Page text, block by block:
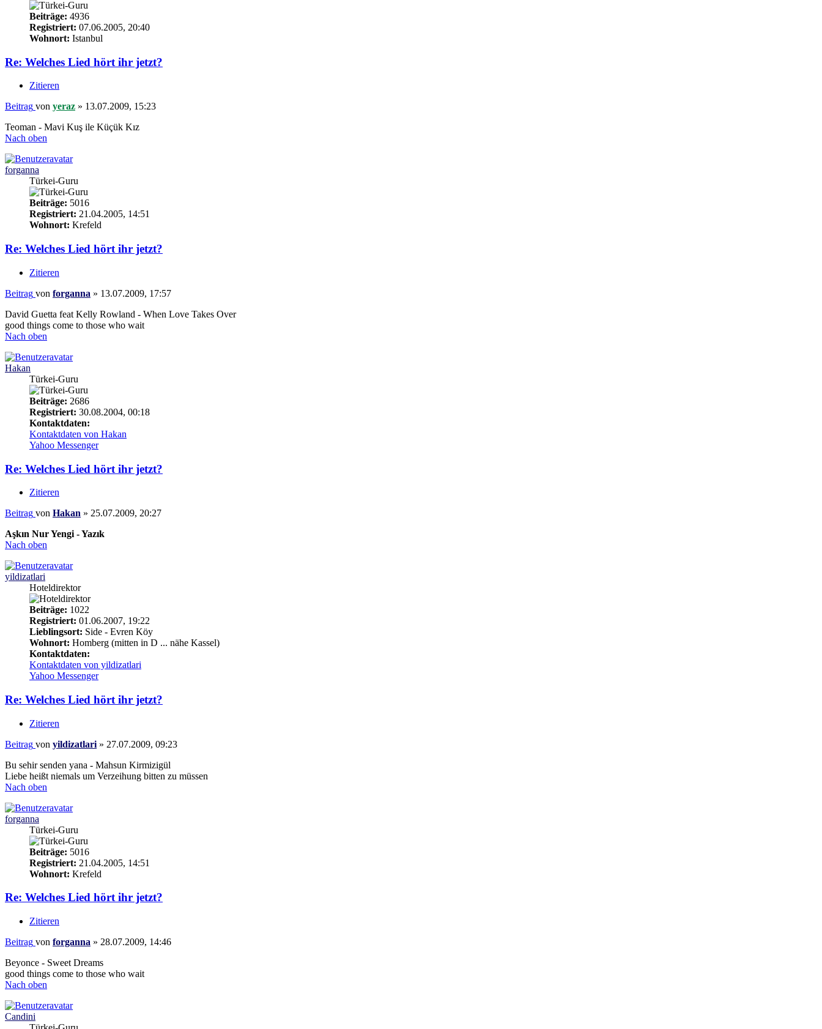
Beiträge: 4936
Registriert: 07.06.2005, 20:40
Wohnort: Istanbul
Re: Welches Lied hört ihr jetzt?
Zitieren
Beitrag von yeraz » 13.07.2009, 15:23
Teoman - Mavi Kuş ile Küçük Kız
Nach oben
forganna
Türkei-Guru
Beiträge: 5016
Registriert: 21.04.2005, 14:51
Wohnort: Krefeld
Re: Welches Lied hört ihr jetzt?
Zitieren
Beitrag von forganna » 13.07.2009, 17:57
David Guetta feat Kelly Rowland - When Love Takes Over
good things come to those who wait
Nach oben
Hakan
Türkei-Guru
Beiträge: 2686
Registriert: 30.08.2004, 00:18
Kontaktdaten:
Kontaktdaten von Hakan
Yahoo Messenger
Re: Welches Lied hört ihr jetzt?
Zitieren
Beitrag von Hakan » 25.07.2009, 20:27
Aşkın Nur Yengi - Yazık
Nach oben
yildizatlari
Hoteldirektor
Beiträge: 1022
Registriert: 01.06.2007, 19:22
Lieblingsort: Side - Evren Köy
Wohnort: Homberg (mitten in D ... nähe Kassel)
Kontaktdaten:
Kontaktdaten von yildizatlari
Yahoo Messenger
Re: Welches Lied hört ihr jetzt?
Zitieren
Beitrag von yildizatlari » 27.07.2009, 09:23
Bu sehir senden yana - Mahsun Kirmizigül
Liebe heißt niemals um Verzeihung bitten zu müssen
Nach oben
forganna
Türkei-Guru
Beiträge: 5016
Registriert: 21.04.2005, 14:51
Wohnort: Krefeld
Re: Welches Lied hört ihr jetzt?
Zitieren
Beitrag von forganna » 28.07.2009, 14:46
Beyonce - Sweet Dreams
good things come to those who wait
Nach oben
Candini